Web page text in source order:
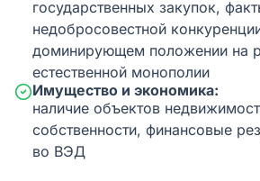
государственных закупок,
недобросовестной
доминирующем положении на
естественной монополии
Имущество и экономика:
наличие объектов
собственности, финансовые
во ВЭД